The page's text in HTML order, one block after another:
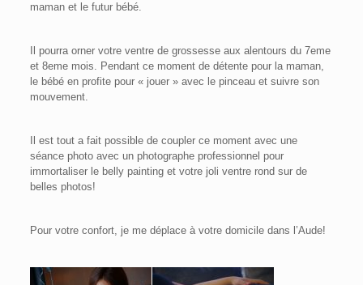
maman et le futur bébé.
Il pourra orner votre ventre de grossesse aux alentours du 7eme
et 8eme mois. Pendant ce moment de détente pour la maman,
le bébé en profite pour « jouer » avec le pinceau et suivre son
mouvement.
Il est tout a fait possible de coupler ce moment avec une
séance photo avec un photographe professionnel pour
immortaliser le belly painting et votre joli ventre rond sur de
belles photos!
Pour votre confort, je me déplace à votre domicile dans l’Aude!